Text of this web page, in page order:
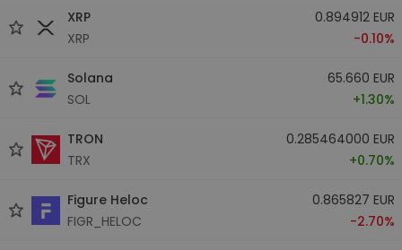
XRP
XRP
0.894912 EUR
-0.10%
Solana
SOL
65.660 EUR
+1.30%
TRON
TRX
0.285464000 EUR
+0.70%
Figure Heloc
FIGR_HELOC
0.865827 EUR
-2.70%